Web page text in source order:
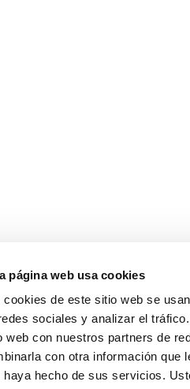
página web usa cookies
cookies de este sitio web se
sociales y analizar el
web con nuestros partners de
con otra información que
haya hecho de sus servicios.